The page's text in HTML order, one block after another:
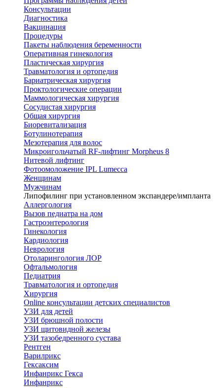
Консультации
Диагностика
Вакцинация
Процедуры
Пакеты наблюдения беременности
Оперативная гинекология
Пластическая хирургия
Травматология и ортопедия
Бариатрическая хирургия
Проктологические операции
Маммологическая хирургия
Сосудистая хирургия
Общая хирургия
Биоревитализация
Ботулинотерапия
Мезотерапия для волос
Микроигольчатый RF-лифтинг Morpheus 8
Нитевой лифтинг
Фотоомоложение IPL Lumecca
Женщинам
Мужчинам
Липофилинг при установленном экспандере/импланта
Аллергология
Вызов педиатра на дом
Гастроэнтерология
Гинекология
Кардиология
Неврология
Отоларингология ЛОР
Офтальмология
Педиатрия
Травматология и ортопедия
Хирургия
Online консультации детских специалистов
УЗИ для детей
УЗИ брюшной полости
УЗИ щитовидной железы
УЗИ тазобедренного сустава
Рентген
Варилрикс
Гексаксим
Инфанрикс Гекса
Инфанрикс